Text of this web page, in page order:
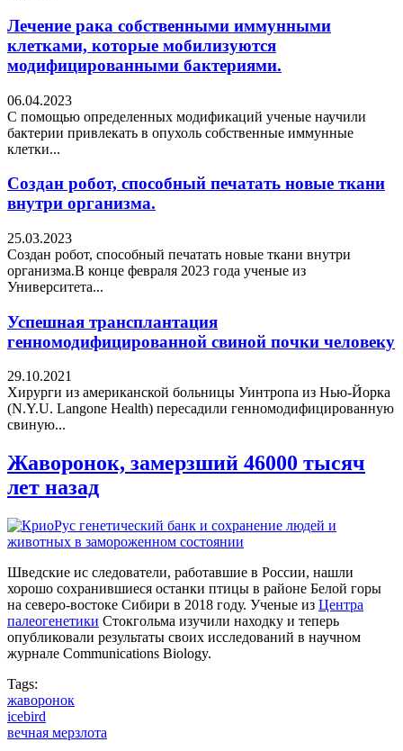
Лечение рака собственными иммунными
клетками, которые мобилизуются
модифицированными бактериями.
06.04.2023
С помощью определенных модификаций ученые научили
бактерии привлекать в опухоль собственные иммунные
клетки...
Создан робот, способный печатать новые ткани
внутри организма.
25.03.2023
Создан робот, способный печатать новые ткани внутри
организма.В конце февраля 2023 года ученые из
Университета...
Успешная трансплантация
генномодифицированной свиной почки человеку
29.10.2021
Хирурги из американской больницы Уинтропа из Нью-Йорка
(N.Y.U. Langone Health) пересадили генномодифицированную
свиную...
Жаворонок, замерзший 46000 тысяч
лет назад
Шведские ис следователи, работавшие в России, нашли
хорошо сохранившиеся останки птицы в районе Белой горы
на северо-востоке Сибири в 2018 году. Ученые из Центра
палеогенетики Стокгольма изучили находку и теперь
опубликовали результаты своих исследований в научном
журнале Communications Biology.
Tags:
жаворонок
icebird
вечная мерзлота